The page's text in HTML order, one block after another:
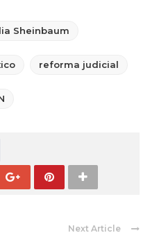
Sheinbaum
reforma judicial
Next Article